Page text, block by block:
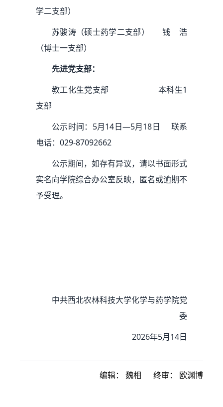
学二支部）
苏骏涛（硕士药学二支部） 钱 浩
（博士一支部）
先进党支部：
教工化生党支部 本科生1
支部
公示时间：5月14日—5月18日 联系
电话：029-87092662
公示期间，如存有异议，请以书面形式
实名向学院综合办公室反映，匿名或逾期不
予受理。
中共西北农林科技大学化学与药学院党
委
2026年5月14日
编辑： 魏相 终审： 欧渊博